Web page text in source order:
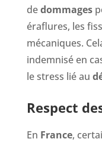
dedommages
éraflures, les
mécaniques.
indemnisé en
le stress lié au
Respect
En France,